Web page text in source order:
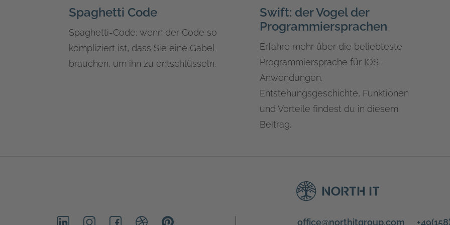
Spaghetti Code
Spaghetti-Code: wenn der Code so
kompliziert ist, dass Sie eine Gabel
brauchen, um ihn zu entschlüsseln.
Swift: der Vogel der
Programmiersprachen
Erfahre mehr über die beliebteste
Programmiersprache für IOS-
Anwendungen.
Entstehungsgeschichte, Funktionen
und Vorteile findest du in diesem
Beitrag.
office@northitgroup.com